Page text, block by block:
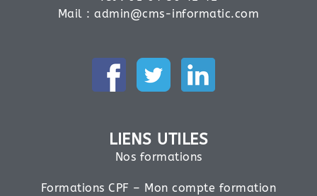
Mail :admin@cms-informatic.com
LIENS UTILES
Nos formations
Formations CPF – Mon compte formation